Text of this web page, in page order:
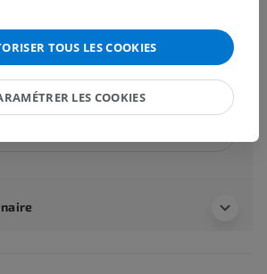
de l'hypothalamus
TOUS LES COOKIES
LES COOKIES